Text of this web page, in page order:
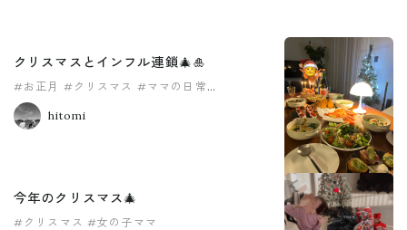
クリスマスとインフル連鎖🎄🎍
#お正月 #クリスマス #ママの日常
#男の子ママ
hitomi
今年のクリスマス🎄
#クリスマス #女の子ママ